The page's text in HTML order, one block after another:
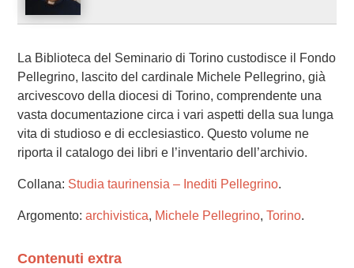
La Biblioteca del Seminario di Torino custodisce il Fondo
Pellegrino, lascito del cardinale Michele Pellegrino, già
arcivescovo della diocesi di Torino, comprendente una
vasta documentazione circa i vari aspetti della sua lunga
vita di studioso e di ecclesiastico. Questo volume ne
riporta il catalogo dei libri e l’inventario dell’archivio.
Collana: Studia taurinensia – Inediti Pellegrino.
Argomento: archivistica, Michele Pellegrino, Torino.
Contenuti extra